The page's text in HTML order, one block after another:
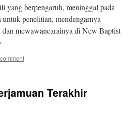
berpengaruh, meninggal pada
penelitian, mendengarnya
mewawancarainya di New Baptist
Terakhir